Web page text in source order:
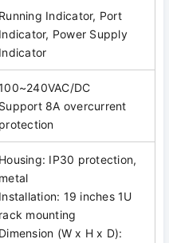
Running Indicator, Port
Indicator, Power Supply
Indicator
DC
Support 8A overcurrent
protection
Housing: IP30 protection,
metal
Installation: 19 inches 1U
rack mounting
Dimension (W x H x D):